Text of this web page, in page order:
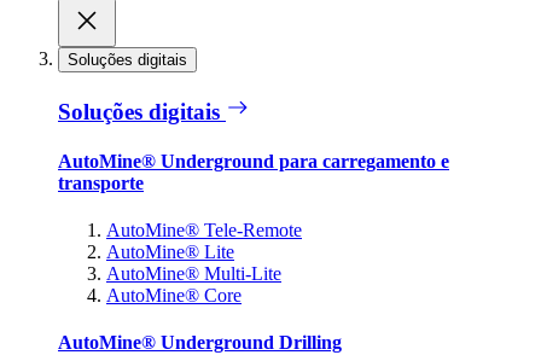
Soluções digitais
Soluções digitais
AutoMine® Underground para carregamento e
transporte
AutoMine® Tele-Remote
AutoMine® Lite
AutoMine® Multi-Lite
AutoMine® Core
AutoMine® Underground Drilling